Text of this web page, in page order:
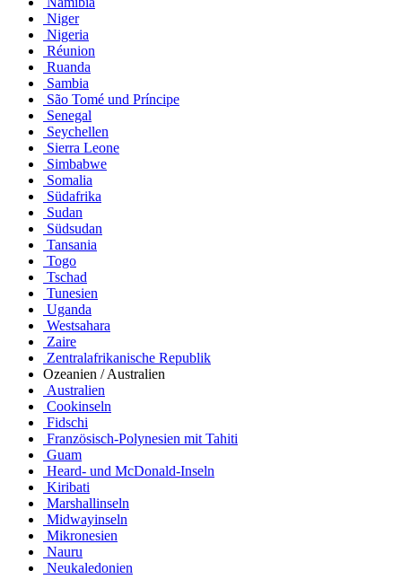
Niger
Nigeria
Réunion
Ruanda
Sambia
São Tomé und Príncipe
Senegal
Seychellen
Sierra Leone
Simbabwe
Somalia
Südafrika
Sudan
Südsudan
Tansania
Togo
Tschad
Tunesien
Uganda
Westsahara
Zaire
Zentralafrikanische Republik
Ozeanien / Australien
Australien
Cookinseln
Fidschi
Französisch-Polynesien mit Tahiti
Guam
Heard- und McDonald-Inseln
Kiribati
Marshallinseln
Midwayinseln
Mikronesien
Nauru
Neukaledonien